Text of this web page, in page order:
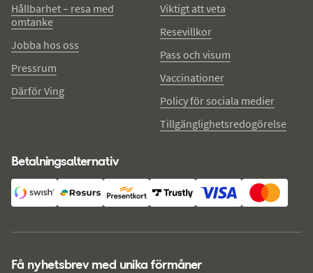
Hållbarhet – resa med
omtanke
Jobba hos oss
Pressrum
Därför Ving
Viktigt att veta
Resevillkor
Pass och visum
Vaccinationer
Policy för sociala medier
Tillgänglighetsredogörelse
Betalningsalternativ
Få nyhetsbrev med unika förmåner